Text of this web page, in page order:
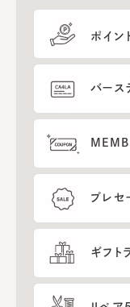
ポイン
バース
プレセ
ギフト